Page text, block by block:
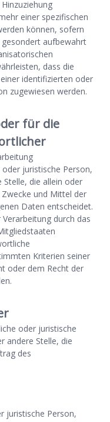
einer spezifischen
können, sofern
aufbewahrt
dass die
identifizierten oder
zugewiesen werden.
für die
juristische Person,
Stelle, die allein oder
und Mittel der
Daten entscheidet.
durch das
Kriterien seiner
oder dem Recht der
oder juristische
andere Stelle, die
des
juristische Person,